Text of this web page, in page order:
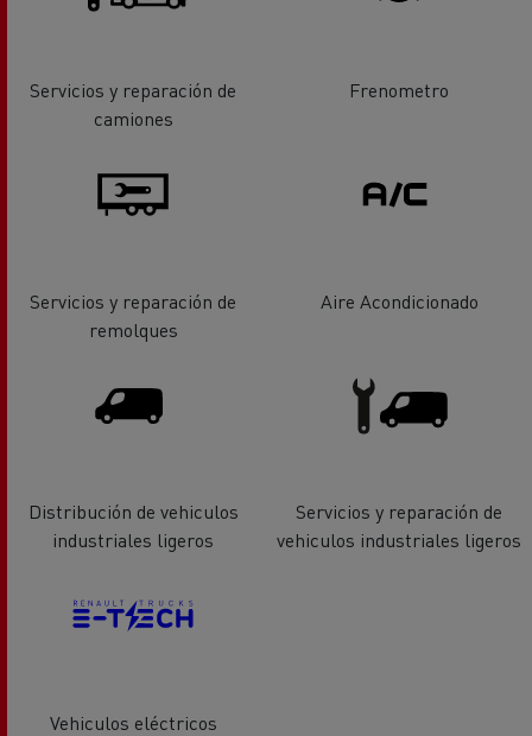
Servicios y reparación de
camiones
Frenometro
Servicios y reparación de
remolques
Aire Acondicionado
Distribución de vehiculos
industriales ligeros
Servicios y reparación de
vehiculos industriales ligeros
Vehiculos eléctricos